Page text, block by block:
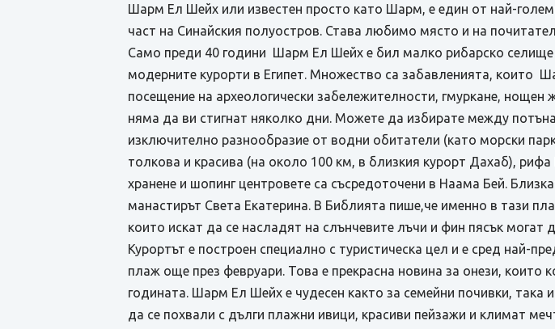
Шарм Ел Шейх или известен просто като Шарм, е един от най-
част на Синайския полуостров. Става любимо място и на
Само преди 40 години Шарм Ел Шейх е бил малко рибарско селище
модерните курорти в Египет. Множество са забавленията, които
посещение на археологически забележителности, гмуркане,
няма да ви стигнат няколко дни. Можете да избирате между
изключително разнообразие от водни обитатели (като морски
толкова и красива (на около 100 км, в близкия курорт Дахаб),
хранене и шопинг центровете са съсредоточени в Наама Бей.
манастирът Света Екатерина. В Библията пише,че именно в тази
които искат да се насладят на слънчевите лъчи и фин пясък
Курортът е построен специално с туристическа цел и е сред най-
плаж още през февруари. Това е прекрасна новина за онези, които
годината. Шарм Ел Шейх е чудесен както за семейни почивки,
да се похвали с дълги плажни ивици, красиви пейзажи и климат